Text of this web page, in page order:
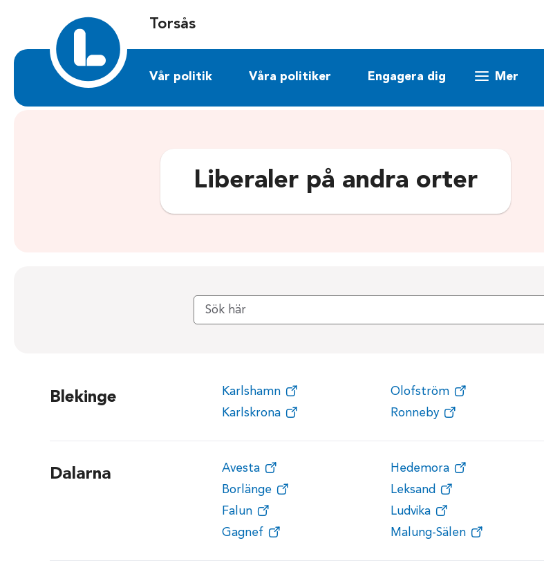
Torsås
Vår politik Våra politiker Engagera dig Mer
Liberaler på andra orter
Blekinge
Karlshamn
Karlskrona
Olofström
Ronneby
Dalarna
Avesta
Borlänge
Falun
Gagnef
Hedemora
Leksand
Ludvika
Malung-Sälen